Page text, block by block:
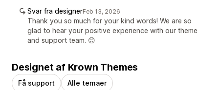
Svar fra designerFeb 13, 2026
Thank you so much for your kind words! We are so
glad to hear your positive experience with our theme
and support team. 😊
Designet af Krown Themes
Få support Alle temaer